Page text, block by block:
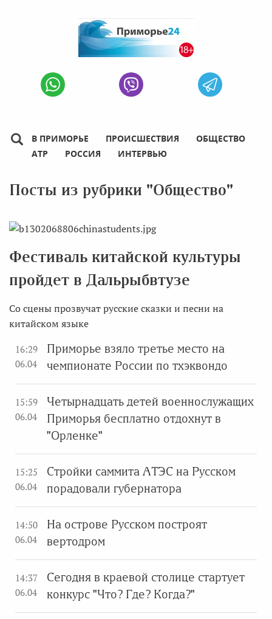
В ПРИМОРЬЕ ПРОИСШЕСТВИЯ
ОБЩЕСТВО
АТР
РОССИЯ ИНТЕРВЬЮ
Посты из рубрики "Общество"
Фестиваль китайской культуры
пройдет в Дальрыбвтузе
Со сцены прозвучат русские сказки и песни на
китайском языке
16:29
06.04
Приморье взяло третье место на
чемпионате России по тхэквондо
15:59
06.04
Четырнадцать детей военнослужащих
Приморья бесплатно отдохнут в
"Орленке"
15:25
06.04
Стройки саммита АТЭС на Русском
порадовали губернатора
14:50
06.04
На острове Русском построят
вертодром
14:37
06.04
Сегодня в краевой столице стартует
конкурс "Что? Где? Когда?"